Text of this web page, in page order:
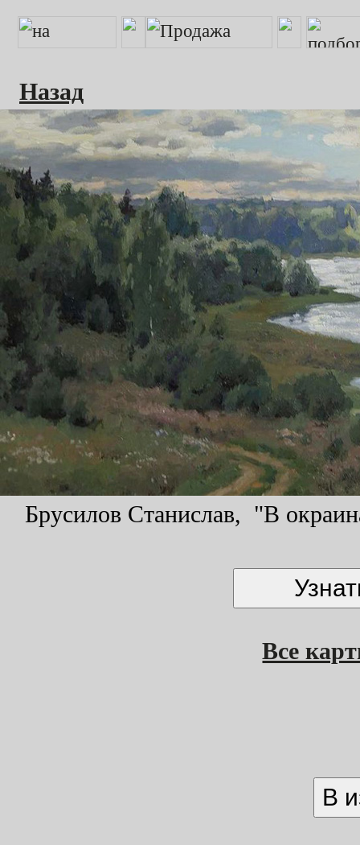
Назад
Брусилов Станислав, "В
Все